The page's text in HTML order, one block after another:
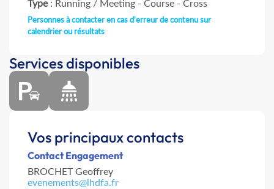
Type: Running / Meeting - Course - Cross
Personnes à contacter en cas d'erreur de contenu sur
calendrier ou résultats
Services disponibles
Vos principaux contacts
Contact Engagement
BROCHET Geoffrey
evenements@lhdfa.fr